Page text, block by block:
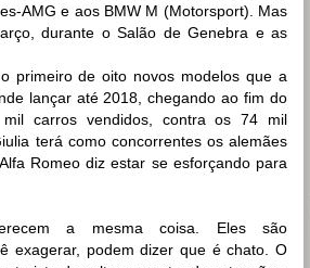
AMG e aos BMW M (Motorsport). Mas
durante o Salão de Genebra e as
primeiro de oito novos modelos que a
lançar até 2018, chegando ao fim do
carros vendidos, contra os 74 mil
terá como concorrentes os alemães
Romeo diz estar se esforçando para
a mesma coisa. Eles são
exagerar, podem dizer que é chato. O